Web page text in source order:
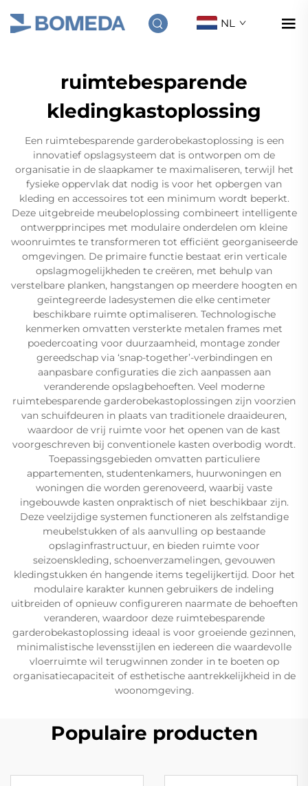
NL
ruimtebesparende
kledingkastoplossing
Een ruimtebesparende garderobekastoplossing is een
innovatief opslagsysteem dat is ontworpen om de
organisatie in de slaapkamer te maximaliseren, terwijl het
fysieke oppervlak dat nodig is voor het opbergen van
kleding en accessoires tot een minimum wordt beperkt.
Deze uitgebreide meubeloplossing combineert intelligente
ontwerpprincipes met modulaire onderdelen om kleine
woonruimtes te transformeren tot efficiënt georganiseerde
omgevingen. De primaire functie bestaat erin verticale
opslagmogelijkheden te creëren, met behulp van
verstelbare planken, hangstangen op meerdere hoogten en
geïntegreerde ladesystemen die elke centimeter
beschikbare ruimte optimaliseren. Technologische
kenmerken omvatten versterkte metalen frames met
poedercoating voor duurzaamheid, montage zonder
gereedschap via ‘snap-together’-verbindingen en
aanpasbare configuraties die zich aanpassen aan
veranderende opslagbehoeften. Veel moderne
ruimtebesparende garderobekastoplossingen zijn voorzien
van schuifdeuren in plaats van traditionele draaideuren,
waardoor de vrij ruimte voor het openen van de kast
voorgeschreven bij conventionele kasten overbodig wordt.
Toepassingsgebieden omvatten particuliere
appartementen, studentenkamers, huurwoningen en
woningen die worden gerenoveerd, waarbij vaste
ingebouwde kasten onpraktisch of niet beschikbaar zijn.
Deze veelzijdige systemen functioneren als zelfstandige
meubelstukken of als aanvulling op bestaande
opslaginfrastructuur, en bieden ruimte voor
seizoenskleding, schoenverzamelingen, gevouwen
kledingstukken én hangende items tegelijkertijd. Door het
modulaire karakter kunnen gebruikers de indeling
uitbreiden of opnieuw configureren naarmate de behoeften
veranderen, waardoor deze ruimtebesparende
garderobekastoplossing ideaal is voor groeiende gezinnen,
minimalistische levensstijlen en iedereen die waardevolle
vloerruimte wil terugwinnen zonder in te boeten op
organisatiecapaciteit of esthetische aantrekkelijkheid in de
woonomgeving.
Populaire producten